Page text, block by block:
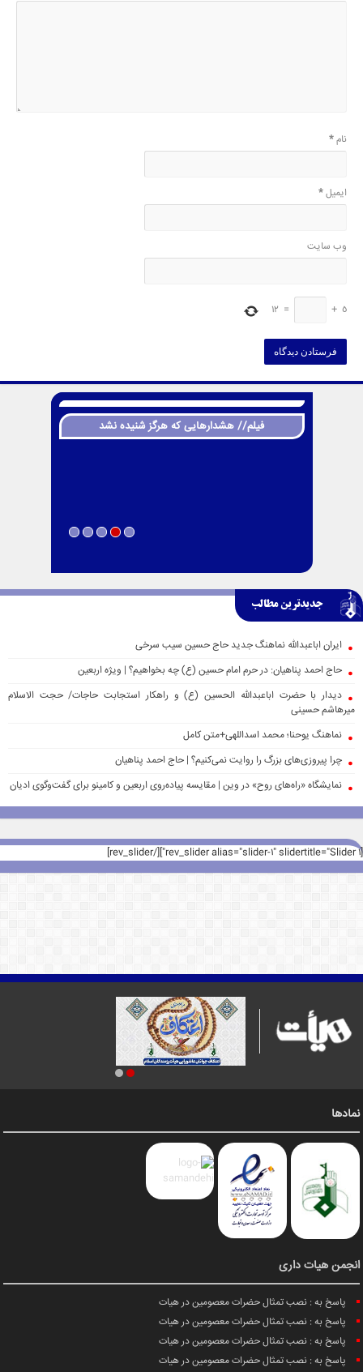
نام*
ایمیل*
وب‌ سایت
5
+
=
12
فیلم// هشدارهایی که هرگز شنیده نشد
جدیدترین مطالب
ایران اباعبدالله نماهنگ جدید حاج حسین سیب سرخی
حاج احمد پناهیان: در حرم امام حسین (ع) چه بخواهیم؟ | ویژه اربعین
دیدار با حضرت اباعبدالله الحسین (ع) و راهکار استجابت حاجات/ حجت الاسلام
میرهاشم حسینی
نماهنگ یوحنا؛ محمد اسداللهی+متن کامل
چرا پیروزی‌های بزرگ را روایت نمی‌کنیم؟ | حاج احمد پناهیان
نمایشگاه «راه‌های روح» در وین | مقایسه پیاده‌روی اربعین و کامینو برای گفت‌وگوی ادیان
[rev_slider alias="slider-1" slidertitle="Slider 1"][/rev_slider]
نمادها
انجمن هیات داری
پاسخ به : نصب تمثال حضرات معصومین در هیات
پاسخ به : نصب تمثال حضرات معصومین در هیات
پاسخ به : نصب تمثال حضرات معصومین در هیات
پاسخ به : نصب تمثال حضرات معصومین در هیات